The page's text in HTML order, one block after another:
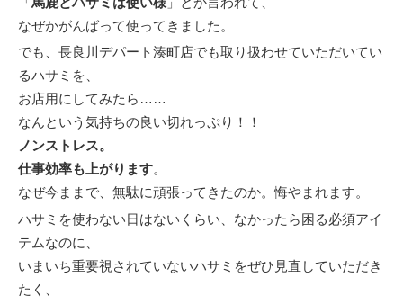
なぜかがんばって使ってきました。
でも、長良川デパート湊町店でも取り扱わせていただいてい
るハサミを、
お店用にしてみたら……
なんという気持ちの良い切れっぷり！！
ノンストレス。
仕事効率も上がります。
なぜ今ままで、無駄に頑張ってきたのか。悔やまれます。
ハサミを使わない日はないくらい、なかったら困る必須アイ
テムなのに、
いまいち重要視されていないハサミをぜひ見直していただき
たく、